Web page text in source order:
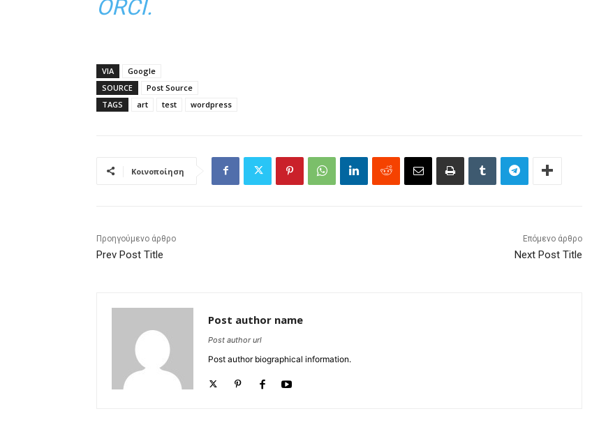
ORCI.
VIA
Google
SOURCE
Post Source
TAGS
art test wordpress
Κοινοποίηση
Προηγούμενο άρθρο
Prev Post Title
Επόμενο άρθρο
Next Post Title
Post author name
Post author url
Post author biographical information.